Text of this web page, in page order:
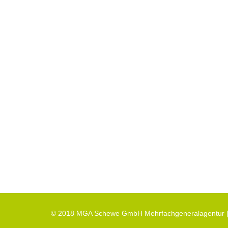
© 2018 MGA Schewe GmbH Mehrfachgeneralagentur